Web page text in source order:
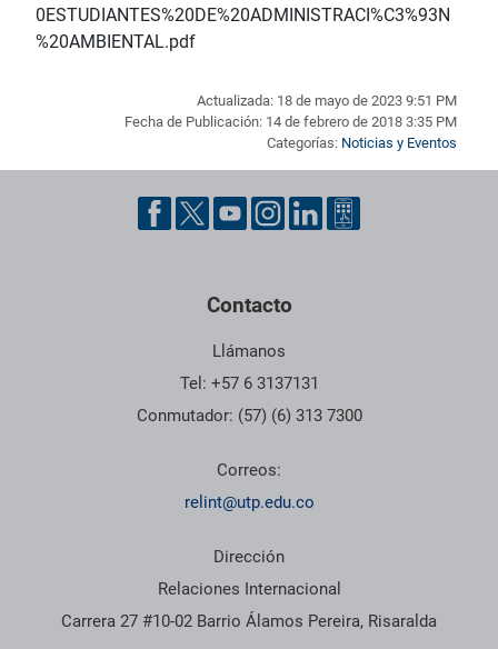
0ESTUDIANTES%20DE%20ADMINISTRACI%C3%93N
%20AMBIENTAL.pdf
Actualizada: 18 de mayo de 2023 9:51 PM
Fecha de Publicación: 14 de febrero de 2018 3:35 PM
Categorías: Noticias y Eventos
Pie de página con información de contacto, redes sociales y
Contacto
Llámanos
Tel: +57 6 3137131
Conmutador: (57) (6) 313 7300
Correos:
relint@utp.edu.co
Dirección
Relaciones Internacional
Carrera 27 #10-02 Barrio Álamos Pereira, Risaralda